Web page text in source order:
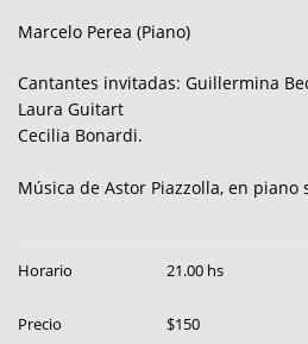
Marcelo Perea (Piano)
Cantantes invitadas: Guillermina
Laura Guitart
Cecilia Bonardi.
Música de Astor Piazzolla, en piano
Horario 21.00 hs
Precio $150